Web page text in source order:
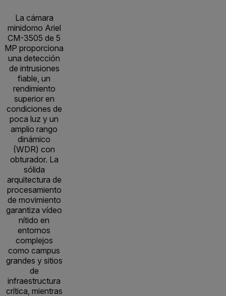
La cámara
minidomo Ariel
CM-3505 de 5
MP proporciona
una detección
de intrusiones
fiable, un
rendimiento
superior en
condiciones de
poca luz y un
amplio rango
dinámico
(WDR) con
obturador. La
sólida
arquitectura de
procesamiento
de movimiento
garantiza vídeo
nítido en
entornos
complejos
como campus
grandes y sitios
de
infraestructura
crítica, mientras